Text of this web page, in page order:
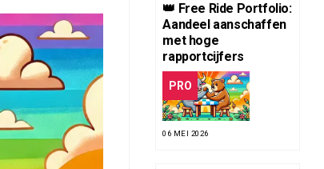
👑 Free Ride Portfolio:
Aandeel aanschaffen
met hoge
rapportcijfers
PRO
06 MEI 2026